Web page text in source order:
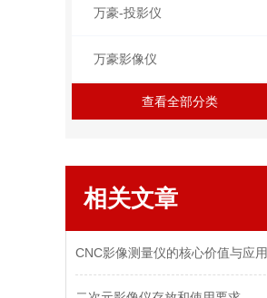
万豪-投影仪
万豪影像仪
查看全部分类
相关文章
CNC影像测量仪的核心价值与应用